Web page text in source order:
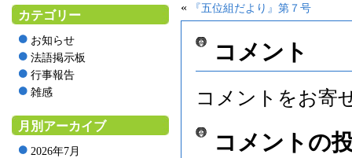
カテゴリー
お知らせ
法語掲示板
行事報告
雑感
月別アーカイブ
2026年7月
« 『五位組だより』第７号
コメント
コメントをお寄
コメントの